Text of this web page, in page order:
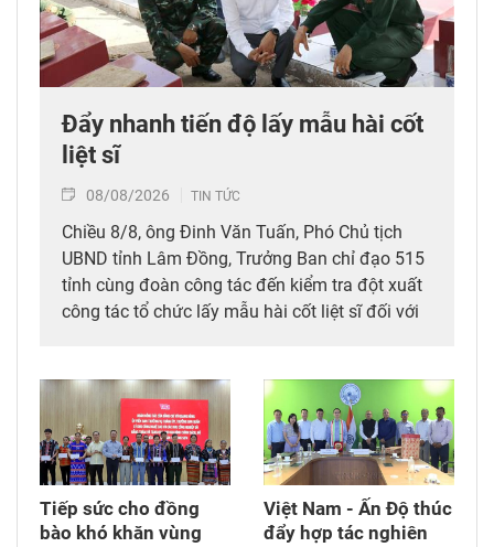
Đẩy nhanh tiến độ lấy mẫu hài cốt
liệt sĩ
08/08/2026 TIN TỨC
Chiều 8/8, ông Đinh Văn Tuấn, Phó Chủ tịch
UBND tỉnh Lâm Đồng, Trưởng Ban chỉ đạo 515
tỉnh cùng đoàn công tác đến kiểm tra đột xuất
công tác tổ chức lấy mẫu hài cốt liệt sĩ đối với
thời tặng quà cho cán bộ, chiến sĩ tham gia
công tác lấy mẫu tại đây.
Tiếp sức cho đồng
bào khó khăn vùng
Việt Nam - Ấn Độ thúc
đẩy hợp tác nghiên